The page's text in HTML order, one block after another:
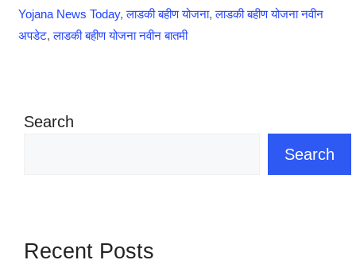
Yojana News Today,लाडकी बहीण योजना,लाडकी बहीण योजना नवीन
अपडेट,लाडकी बहीण योजना नवीन बातमी
Search
Search
Recent Posts